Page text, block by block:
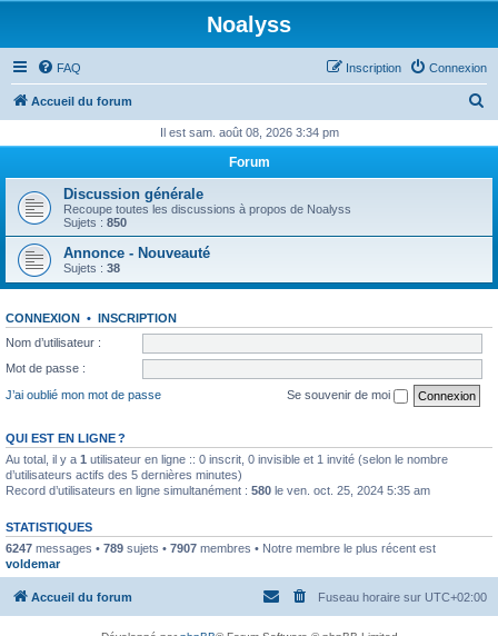
Noalyss
FAQ Connexion
Inscription
Accueil du forum
h
r
h
Il est sam. août 08, 2026 3:34 pm
Forum
Discussion générale
Recoupe toutes les discussions à propos de Noalyss
Sujets : 850
Annonce - Nouveauté
Sujets : 38
CONNEXION • INSCRIPTION
Nom d’utilisateur :
Mot de passe :
J’ai oublié mon mot de passe
Se souvenir de moi
QUI EST EN LIGNE ?
Au total, il y a 1 utilisateur en ligne :: 0 inscrit, 0 invisible et 1 invité (selon le nombre
d’utilisateurs actifs des 5 dernières minutes)
Record d’utilisateurs en ligne simultanément : 580 le ven. oct. 25, 2024 5:35 am
STATISTIQUES
6247 messages • 789 sujets • 7907 membres • Notre membre le plus récent est
voldemar
Accueil du forum Fuseau horaire sur UTC+02:00